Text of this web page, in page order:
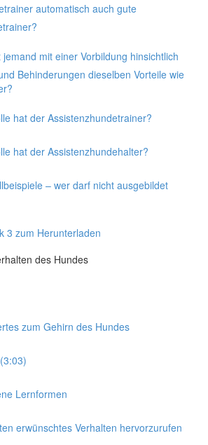
automatisch auch gute
jemand mit einer Vorbildung hinsichtlich
Behinderungen dieselben Vorteile wie
hat der Assistenzhundetrainer?
hat der Assistenzhundehalter?
– wer darf nicht ausgebildet
3 zum Herunterladen
des Hundes
zum Gehirn des Hundes
Lernformen
erwünschtes Verhalten hervorzurufen